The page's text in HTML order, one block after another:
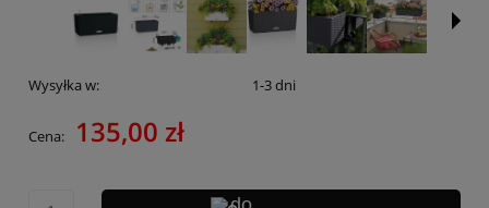
Wysyłka w: 1-3 dni
Cena: 135,00 zł